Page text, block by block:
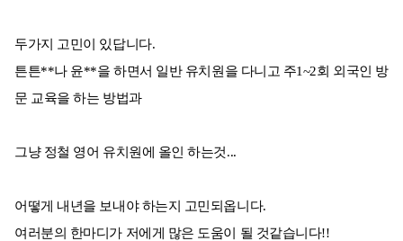
두가지 고민이 있답니다.
튼튼**나 윤**을 하면서 일반 유치원을 다니고 주1~2회 외국인 방
문 교육을 하는 방법과
그냥 정철 영어 유치원에 올인 하는것...
어떻게 내년을 보내야 하는지 고민되옵니다.
여러분의 한마디가 저에게 많은 도움이 될 것같습니다!!